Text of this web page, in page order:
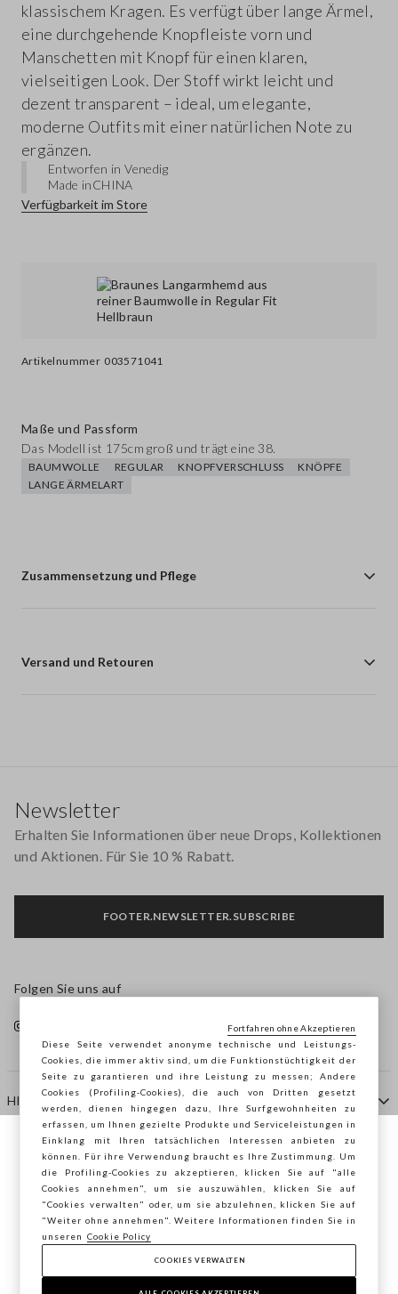
Artikelnummer 003571041
klassischem Kragen. Es verfügt über lange Ärmel,
eine durchgehende Knopfleiste vorn und
Manschetten mit Knopf für einen klaren,
vielseitigen Look. Der Stoff wirkt leicht und
dezent transparent – ideal, um elegante,
moderne Outfits mit einer natürlichen Note zu
ergänzen.
Entworfen in Venedig
Made inCHINA
Verfügbarkeit im Store
Maße und Passform
Das Modell ist 175cm groß und trägt eine 38.
BAUMWOLLE REGULAR KNOPFVERSCHLUSS
KNÖPFE
LANGE ÄRMELART
Zusammensetzung und Pflege
Versand und Retouren
HILFE
AGENTUR
KONTAKTE
Newsletter
Erhalten Sie Informationen über neue Drops, Kollektionen
und Aktionen. Für Sie 10 % Rabatt.
FOOTER.NEWSLETTER.SUBSCRIBE
Folgen Sie uns auf
Copyright © Ovs S.p.A. MwSt.-Nr. 04240010274 - Kap.
Sie surfen auf der Seite von STEFANEL
Deutschland, möchten Sie Ihren Standort
speichern?
BESTÄTIGEN
Diese Seite verwendet anonyme technische und Leistungs-
Cookies, die immer aktiv sind, um die Funktionstüchtigkeit der
Seite zu garantieren und ihre Leistung zu messen; Andere
Cookies (Profiling-Cookies), die auch von Dritten gesetzt
werden, dienen hingegen dazu, Ihre Surfgewohnheiten zu
erfassen, um Ihnen gezielte Produkte und Serviceleistungen in
Einklang mit Ihren tatsächlichen Interessen anbieten zu
können. Für ihre Verwendung braucht es Ihre Zustimmung. Um
die Profiling-Cookies zu akzeptieren, klicken Sie auf "alle
Cookies annehmen", um sie auszuwählen, klicken Sie auf
"Cookies verwalten" oder, um sie abzulehnen, klicken Sie auf
"Weiter ohne annehmen". Weitere Informationen finden Sie in
unseren
Cookie Policy
COOKIES VERWALTEN
Fortfahren ohne Akzeptieren